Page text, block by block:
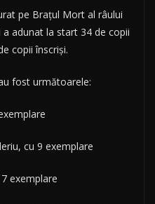
pe Brațul Mort al râului
adunat la start 34 de copii
copii înscriși.
fost următoarele:
cu 9 exemplare
exemplare